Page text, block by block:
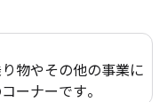
物やその他の事業に
ーナーです。